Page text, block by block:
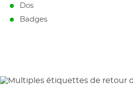
Dos
Badges